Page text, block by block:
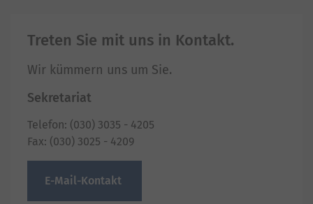
Treten Sie mit uns in Kontakt.
Wir kümmern uns um Sie.
Sekretariat
Telefon: (030) 3035 - 4205
Fax: (030) 3025 - 4209
E-Mail-Kontakt